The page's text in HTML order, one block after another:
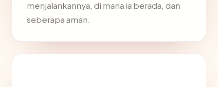
menjalankannya, di mana ia berada, dan
seberapa aman.